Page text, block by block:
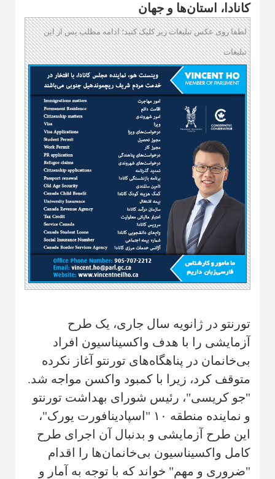
کانادا، استان‌ها و جهان
لطفا روی عکس تبلیغات زیر کلیک کنید؛ ادامه مطلب پس از این
تبلیغات
تورنتو در ژانویه سال جاری، یک طرح
آزمایشی را با هدف واکسیناسیون افراد
بی‌خانمان در پناهگاه‌های تورنتو آغاز نکرده
متوقف کرد، زیرا با کمبود واکسن مواجه شد.
"جو کریسی"، رئیس شورای بهداشت تورنتو
و نماینده منطقه ۱۰ "اسپادینا‌فورت یورک"،
این طرح آزمایشی و بدنبال آن اجرای طرح
کامل واکسیناسیون بی‌خانمان‌ها را اقدام
"ضروری و مهم" خواند که با توجه به آمار و